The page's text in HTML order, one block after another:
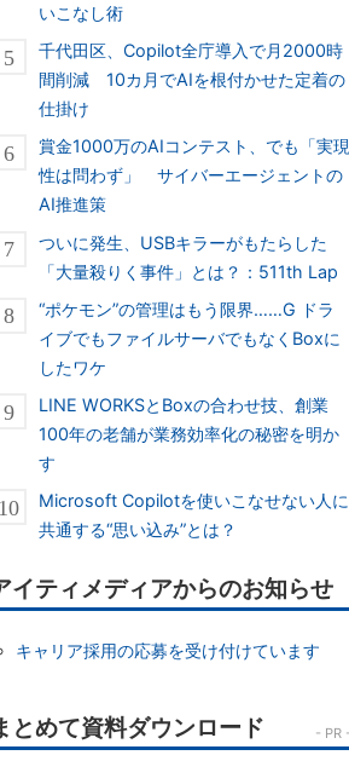
いこなし術
千代田区、Copilot全庁導入で月2000時
間削減 10カ月でAIを根付かせた定着の
仕掛け
賞金1000万のAIコンテスト、でも「実現
性は問わず」 サイバーエージェントの
AI推進策
ついに発生、USBキラーがもたらした
「大量殺りく事件」とは？：511th Lap
“ポケモン”の管理はもう限界……G ドラ
イブでもファイルサーバでもなくBoxに
したワケ
LINE WORKSとBoxの合わせ技、創業
100年の老舗が業務効率化の秘密を明か
す
Microsoft Copilotを使いこなせない人に
共通する“思い込み”とは？
イティメディアからのお知らせ
キャリア採用の応募を受け付けています